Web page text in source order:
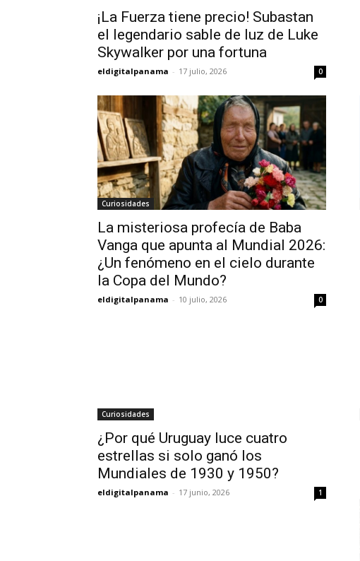
¡La Fuerza tiene precio! Subastan
el legendario sable de luz de Luke
Skywalker por una fortuna
eldigitalpanama - 17 julio, 2026 0
Curiosidades
La misteriosa profecía de Baba
Vanga que apunta al Mundial 2026:
¿Un fenómeno en el cielo durante
la Copa del Mundo?
eldigitalpanama - 10 julio, 2026 0
Curiosidades
¿Por qué Uruguay luce cuatro
estrellas si solo ganó los
Mundiales de 1930 y 1950?
eldigitalpanama - 17 junio, 2026 1